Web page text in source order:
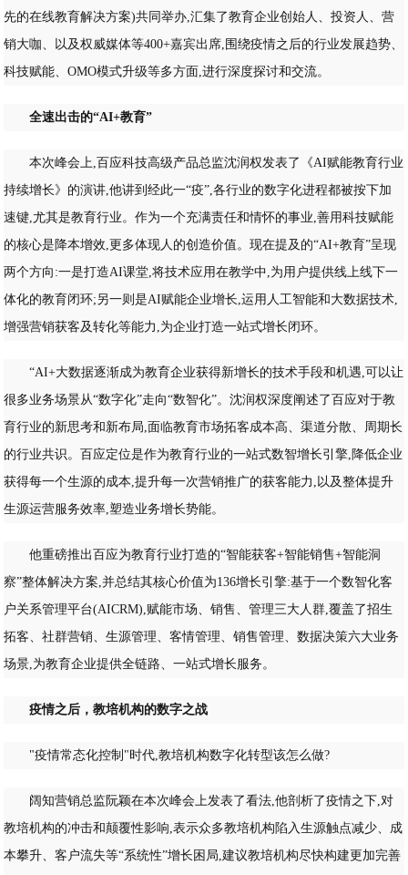
先的在线教育解决方案)共同举办,汇集了教育企业创始人、投资人、营
销大咖、以及权威媒体等400+嘉宾出席,围绕疫情之后的行业发展趋势、
科技赋能、OMO模式升级等多方面,进行深度探讨和交流。
全速出击的“AI+教育”
本次峰会上,百应科技高级产品总监沈润权发表了《AI赋能教育行业
持续增长》的演讲,他讲到经此一“疫”,各行业的数字化进程都被按下加
速键,尤其是教育行业。作为一个充满责任和情怀的事业,善用科技赋能
的核心是降本增效,更多体现人的创造价值。现在提及的“AI+教育”呈现
两个方向:一是打造AI课堂,将技术应用在教学中,为用户提供线上线下一
体化的教育闭环;另一则是AI赋能企业增长,运用人工智能和大数据技术,
增强营销获客及转化等能力,为企业打造一站式增长闭环。
“AI+大数据逐渐成为教育企业获得新增长的技术手段和机遇,可以让
很多业务场景从“数字化”走向“数智化”。沈润权深度阐述了百应对于教
育行业的新思考和新布局,面临教育市场拓客成本高、渠道分散、周期长
的行业共识。百应定位是作为教育行业的一站式数智增长引擎,降低企业
获得每一个生源的成本,提升每一次营销推广的获客能力,以及整体提升
生源运营服务效率,塑造业务增长势能。
他重磅推出百应为教育行业打造的“智能获客+智能销售+智能洞
察”整体解决方案,并总结其核心价值为136增长引擎:基于一个数智化客
户关系管理平台(AICRM),赋能市场、销售、管理三大人群,覆盖了招生
拓客、社群营销、生源管理、客情管理、销售管理、数据决策六大业务
场景,为教育企业提供全链路、一站式增长服务。
疫情之后，教培机构的数字之战
"疫情常态化控制"时代,教培机构数字化转型该怎么做?
阔知营销总监阮颖在本次峰会上发表了看法,他剖析了疫情之下,对
教培机构的冲击和颠覆性影响,表示众多教培机构陷入生源触点减少、成
本攀升、客户流失等“系统性”增长困局,建议教培机构尽快构建更加完善